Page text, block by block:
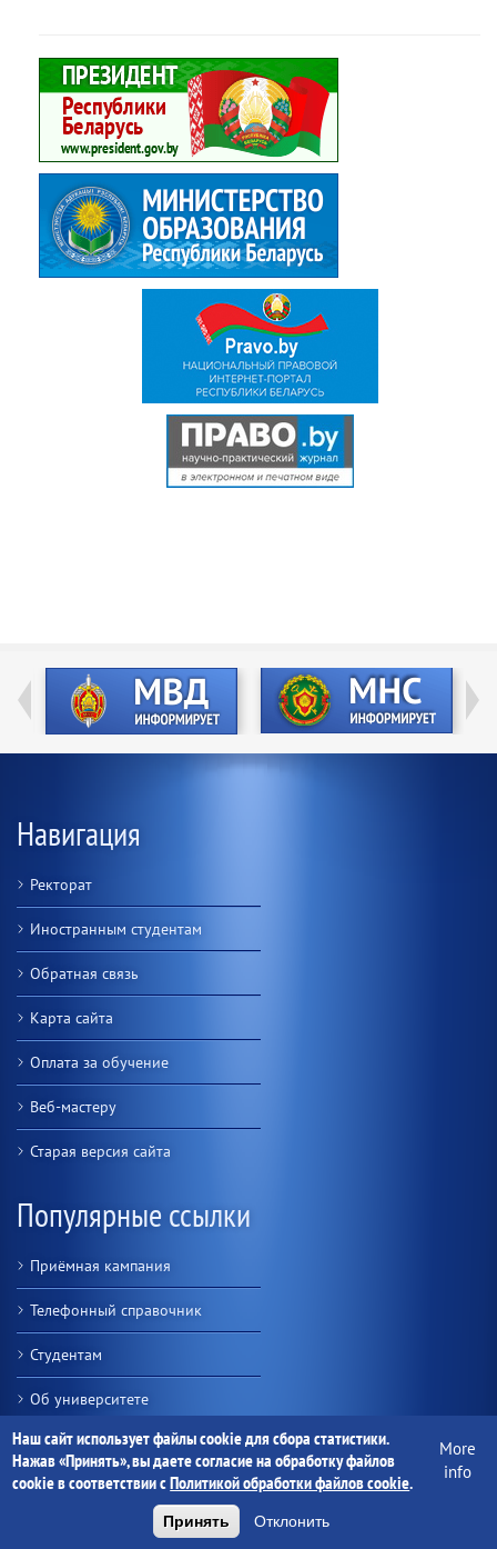
Навигация
Ректорат
Иностранным студентам
Обратная связь
Карта сайта
Оплата за обучение
Веб-мастеру
Старая версия сайта
Популярные ссылки
Приёмная кампания
Телефонный справочник
Студентам
Об университете
Персональные страницы
Схема корпусов
Наш сайт использует файлы cookie для сбора статистики.
Нажав «Принять», вы даете согласие на обработку файлов
cookie в соответствии сПолитикой обработки файлов cookie.
More
info
Принять Отклонить